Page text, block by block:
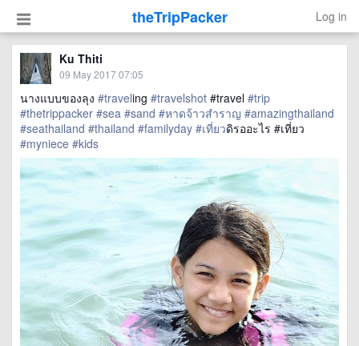
theTripPacker Log in
Ku Thiti
09 May 2017 07:05
นางแบบของลุง #traveling #travelshot #travel #trip
#thetrippacker #sea #sand #หาดจ้าวสำราญ #amazingthailand
#seathailand #thailand #familyday #เที่ยวดิรออะไร #เที่ยว
#myniece #kids